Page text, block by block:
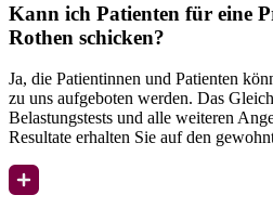
Kann ich Patienten für eine
Rothen schicken?
Ja, die Patientinnen und Patienten
zu uns aufgeboten werden. Das
Belastungstests und alle weiteren
Resultate erhalten Sie auf den